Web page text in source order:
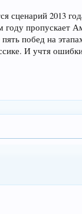
сценарий 2013
пропускает
побед на
И учтя